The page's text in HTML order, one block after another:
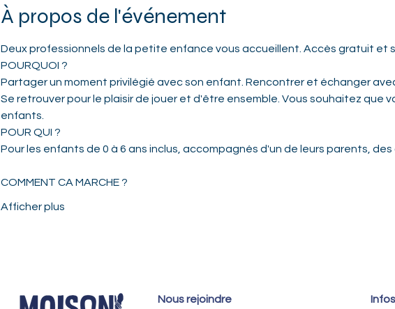
À propos de l'événement
Deux professionnels de la petite enfance vous accueillent. Accès gratuit et
POURQUOI ?
Partager un moment privilégié avec son enfant. Rencontrer et échanger
Se retrouver pour le plaisir de jouer et d'être ensemble. Vous souhaitez que
enfants.
POUR QUI ?
Pour les enfants de 0 à 6 ans inclus, accompagnés d'un de leurs parents,
COMMENT CA MARCHE ?
Afficher plus
Nous rejoindre